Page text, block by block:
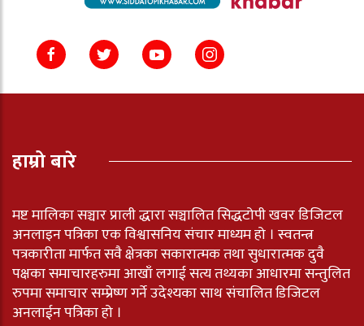
हाम्रो बारे
मष्ट मालिका सञ्चार प्राली द्धारा सञ्चालित सिद्धटोपी खवर डिजिटल
अनलाइन पत्रिका एक विश्वासनिय संचार माध्यम हो । स्वतन्त्र
पत्रकारीता मार्फत सवै क्षेत्रका सकारात्मक तथा सुधारात्मक दुवै
पक्षका समाचारहरुमा आखाँ लगाई सत्य तथ्यका आधारमा सन्तुलित
रुपमा समाचार सम्प्रेष्ण गर्ने उदेश्यका साथ संचालित डिजिटल
अनलाईन पत्रिका हो ।